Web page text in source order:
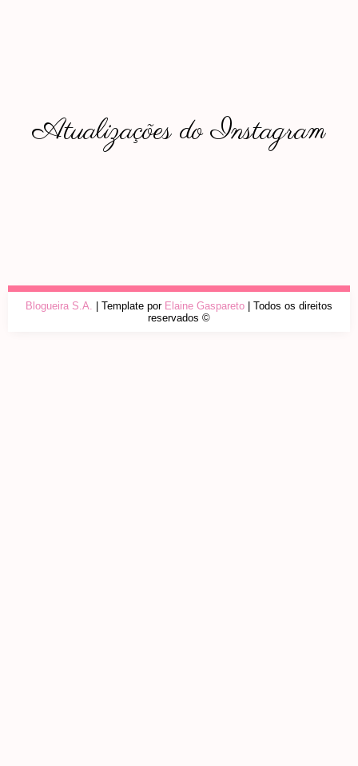
Atualizações do Instagram
Blogueira S.A. | Template por Elaine Gaspareto | Todos os direitos
reservados ©